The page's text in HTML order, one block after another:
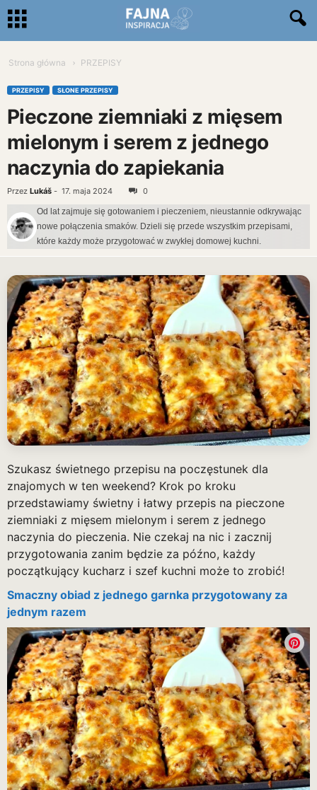
Strona główna PRZEPISY
PRZEPISY SŁONE PRZEPISY
Pieczone ziemniaki z mięsem
mielonym i serem z jednego
naczynia do zapiekania
Przez Lukáš - 17. maja 2024 0
Od lat zajmuje się gotowaniem i pieczeniem, nieustannie odkrywając
nowe połączenia smaków. Dzieli się przede wszystkim przepisami,
które każdy może przygotować w zwykłej domowej kuchni.
Szukasz świetnego przepisu na poczęstunek dla
znajomych w ten weekend? Krok po kroku
przedstawiamy świetny i łatwy przepis na pieczone
ziemniaki z mięsem mielonym i serem z jednego
naczynia do pieczenia. Nie czekaj na nic i zacznij
przygotowania zanim będzie za późno, każdy
początkujący kucharz i szef kuchni może to zrobić!
Smaczny obiad z jednego garnka przygotowany za
jednym razem